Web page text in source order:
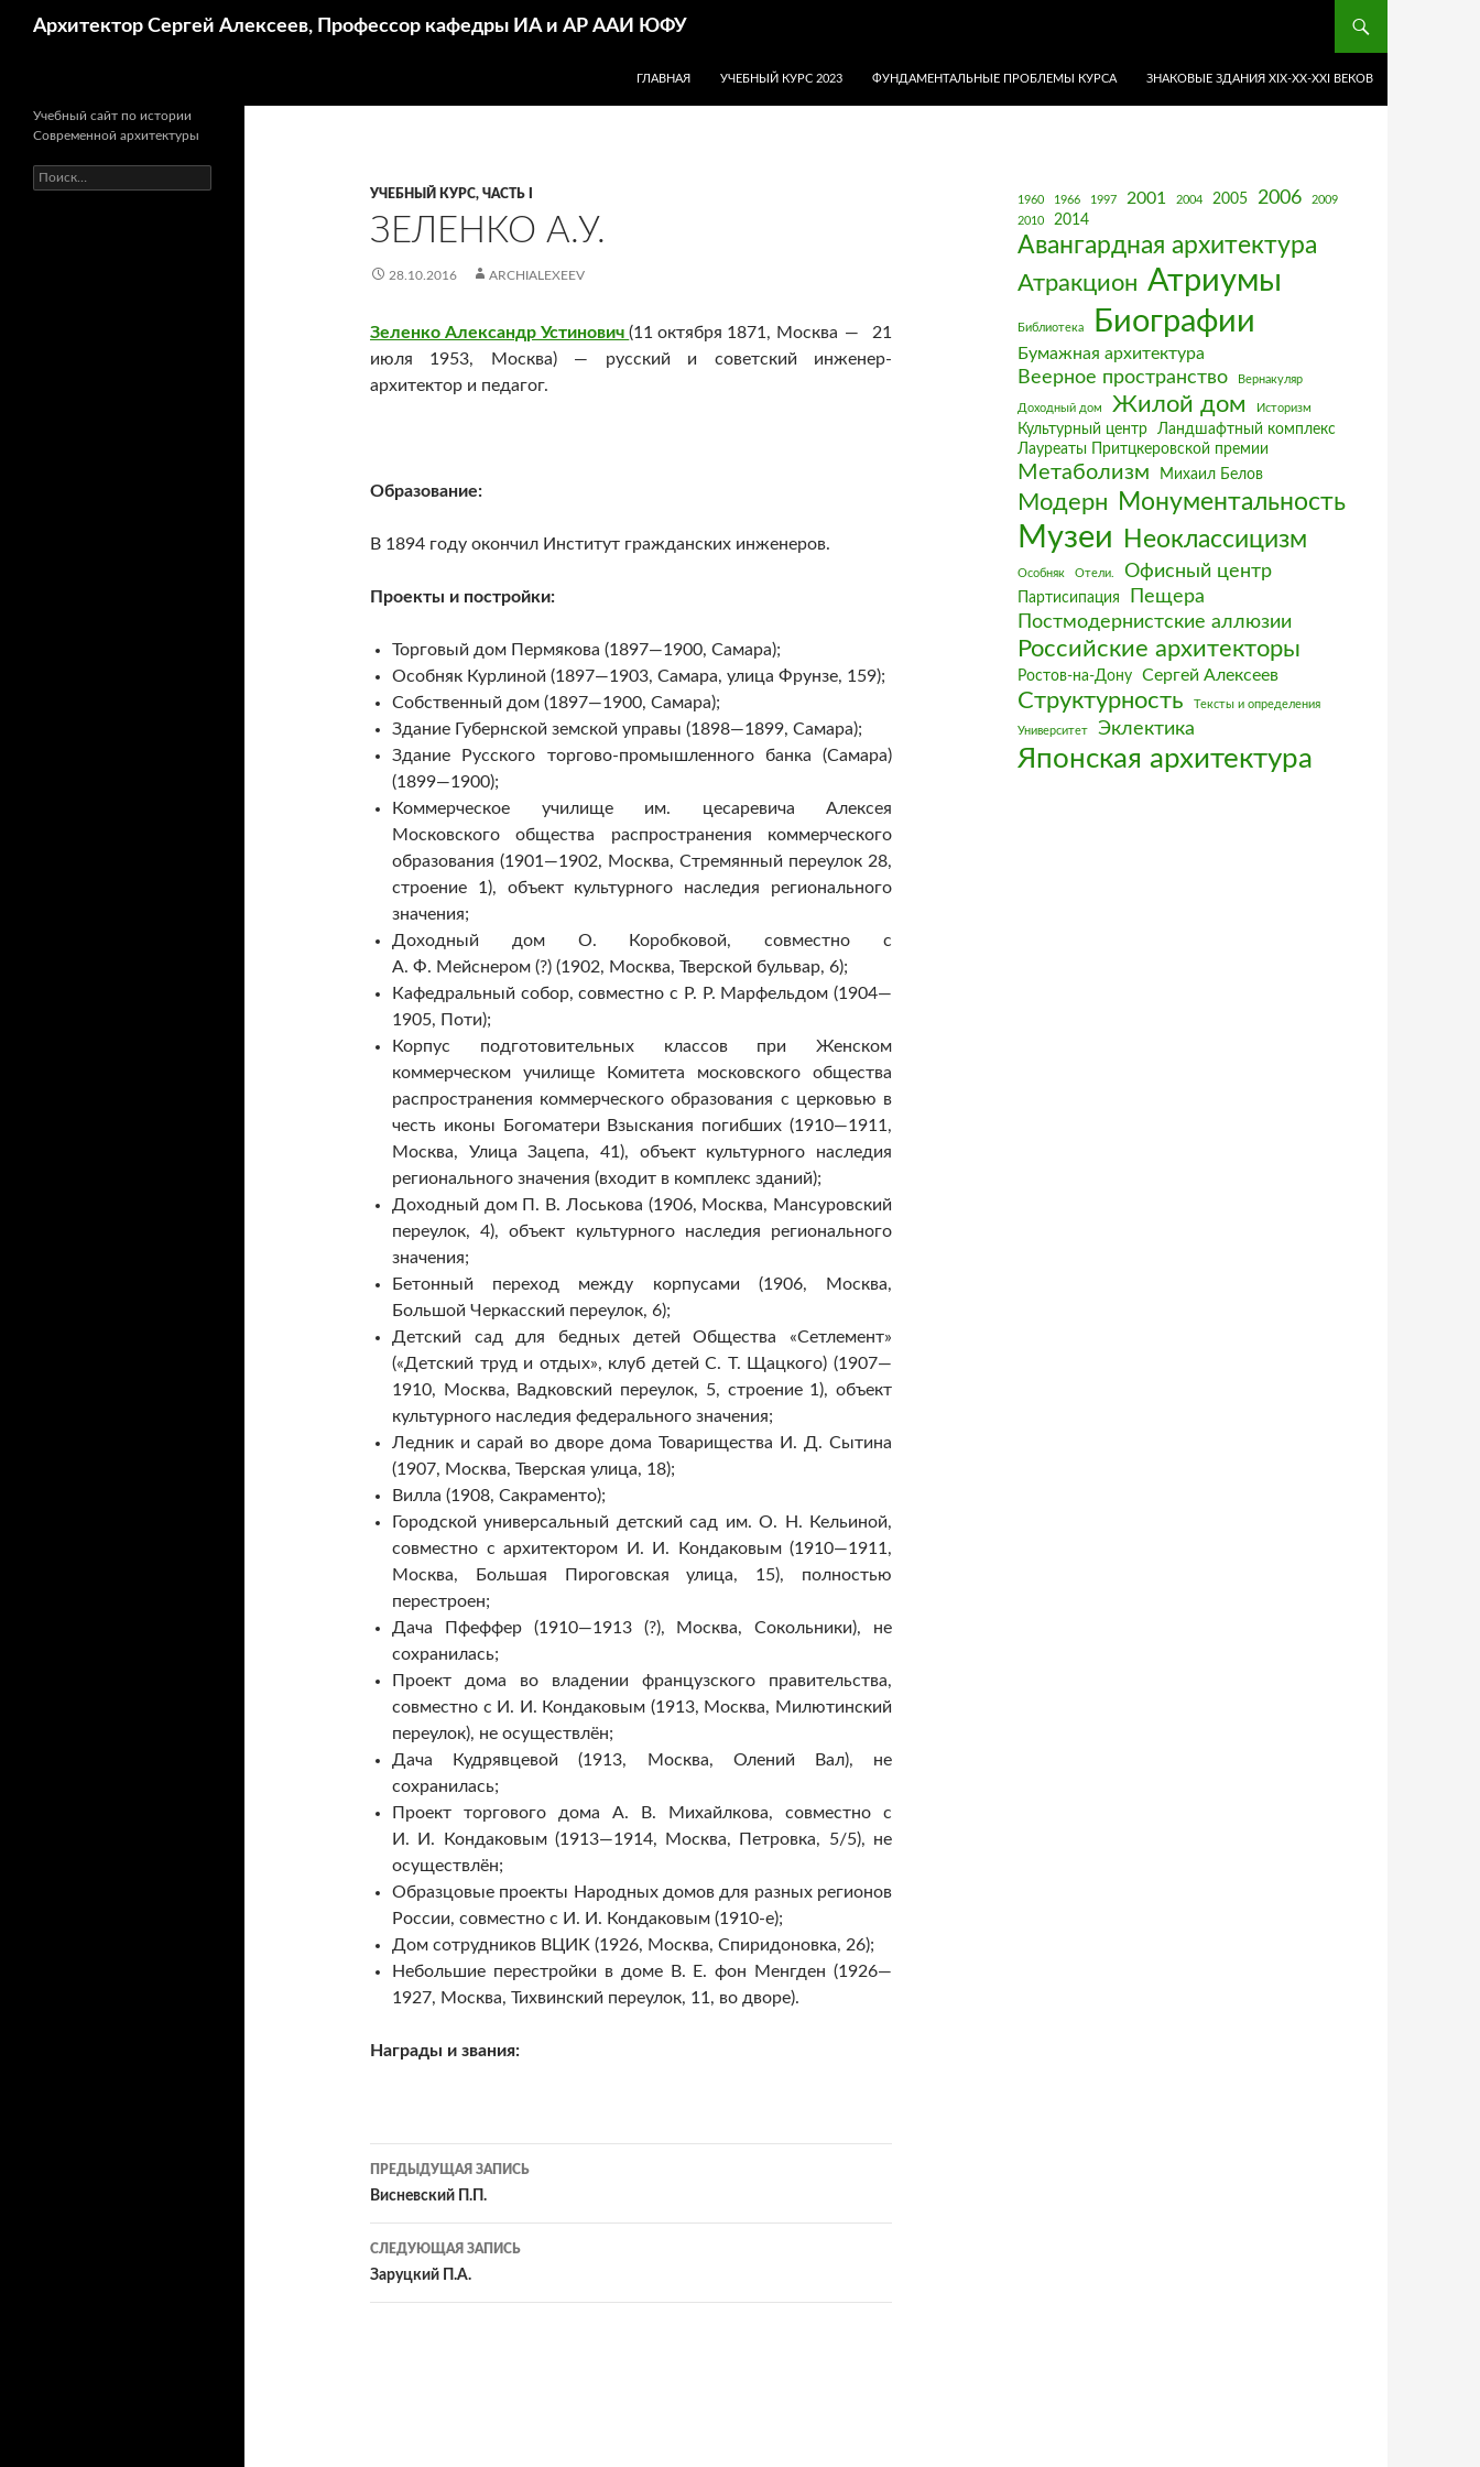
Архитектор Сергей Алексеев, Профессор кафедры ИА и АР ААИ ЮФУ
ГЛАВНАЯ
УЧЕБНЫЙ КУРС 2023 ФУНДАМЕНТАЛЬНЫЕ ПРОБЛЕМЫ КУРСА ЗНАКОВЫЕ ЗДАНИЯ XIX-ХХ-XXI ВЕКОВ
УЧЕБНЫЙ КУРС, ЧАСТЬ I
ЗЕЛЕНКО А.У.
28.10.2016 ARCHIALEXEEV
Зеленко Александр Устинович(11 октября 1871, Москва — 21
июля 1953, Москва) — русский и советский инженер-
архитектор и педагог.
Образование:
В 1894 году окончил Институт гражданских инженеров.
Проекты и постройки:
Торговый дом Пермякова (1897—1900, Самара);
Особняк Курлиной (1897—1903, Самара, улица Фрунзе, 159);
Собственный дом (1897—1900, Самара);
Здание Губернской земской управы (1898—1899, Самара);
Здание Русского торгово-промышленного банка (Самара)
(1899—1900);
Коммерческое училище им. цесаревича Алексея
Московского общества распространения коммерческого
образования (1901—1902, Москва, Стремянный переулок 28,
строение 1), объект культурного наследия регионального
значения;
Доходный дом О. Коробковой, совместно с
А. Ф. Мейснером (?) (1902, Москва, Тверской бульвар, 6);
Кафедральный собор, совместно с Р. Р. Марфельдом (1904—
1905, Поти);
Корпус подготовительных классов при Женском
коммерческом училище Комитета московского общества
распространения коммерческого образования с церковью в
честь иконы Богоматери Взыскания погибших (1910—1911,
Москва, Улица Зацепа, 41), объект культурного наследия
регионального значения (входит в комплекс зданий);
Доходный дом П. В. Лоськова (1906, Москва, Мансуровский
переулок, 4), объект культурного наследия регионального
значения;
Бетонный переход между корпусами (1906, Москва,
Большой Черкасский переулок, 6);
Детский сад для бедных детей Общества «Сетлемент»
(«Детский труд и отдых», клуб детей С. Т. Щацкого) (1907—
1910, Москва, Вадковский переулок, 5, строение 1), объект
культурного наследия федерального значения;
Ледник и сарай во дворе дома Товарищества И. Д. Сытина
(1907, Москва, Тверская улица, 18);
Вилла (1908, Сакраменто);
Городской универсальный детский сад им. О. Н. Кельиной,
совместно с архитектором И. И. Кондаковым (1910—1911,
Москва, Большая Пироговская улица, 15), полностью
перестроен;
Дача Пфеффер (1910—1913 (?), Москва, Сокольники), не
сохранилась;
Проект дома во владении французского правительства,
совместно с И. И. Кондаковым (1913, Москва, Милютинский
переулок), не осуществлён;
Дача Кудрявцевой (1913, Москва, Олений Вал), не
сохранилась;
Проект торгового дома А. В. Михайлкова, совместно с
И. И. Кондаковым (1913—1914, Москва, Петровка, 5/5), не
осуществлён;
Образцовые проекты Народных домов для разных регионов
России, совместно с И. И. Кондаковым (1910-е);
Дом сотрудников ВЦИК (1926, Москва, Спиридоновка, 26);
Небольшие перестройки в доме В. Е. фон Менгден (1926—
1927, Москва, Тихвинский переулок, 11, во дворе).
Награды и звания:
Навигация
по
записям
ПРЕДЫДУЩАЯ ЗАПИСЬ
Висневский П.П.
СЛЕДУЮЩАЯ ЗАПИСЬ
Заруцкий П.А.
1960 1966 1997 2001 2004 2005 2006
2009
2010
2014
Авангардная архитектура
Атракцион Атриумы
Библиотека Биографии
Бумажная архитектура
Веерное пространство Вернакуляр
Доходный дом Жилой дом Историзм
Культурный центр
Ландшафтный комплекс
Лауреаты Притцкеровской премии
Метаболизм Михаил Белов
Модерн Монументальность
Музеи Неоклассицизм
Особняк Отели. Офисный центр
Партисипация
Пещера
Постмодернистские аллюзии
Российские архитекторы
Ростов-на-Дону Сергей Алексеев
Структурность Тексты и определения
Университет Эклектика
Японская архитектура
Учебный сайт по истории
Современной архитектуры
Найти: